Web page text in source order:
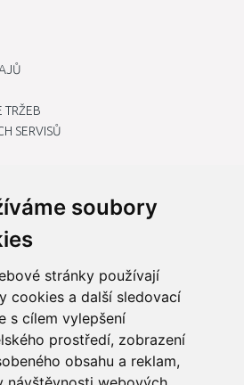
soubory
stránky používají
cookies a další sledovací
s cílem vylepšení
prostředí, zobrazení
obsahu a reklam,
TRŽEB
SERVISŮ
zaměstnance